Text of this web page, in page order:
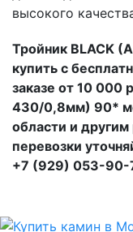
высокого
Тройник BLACK
купить с
заказе от 10 000
430/0,8мм) 90*
области и
перевозки
+7 (929) 053-90-